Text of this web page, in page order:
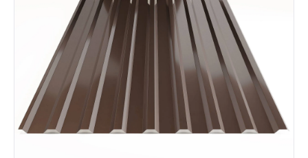
Сваи винтовые
Забор
Кровля